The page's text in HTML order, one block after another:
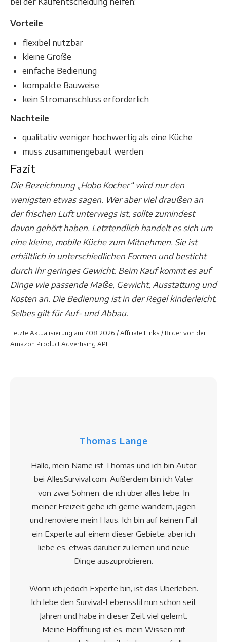
Vorteile
flexibel nutzbar
kleine Größe
einfache Bedienung
kompakte Bauweise
kein Stromanschluss erforderlich
Nachteile
qualitativ weniger hochwertig als eine Küche
muss zusammengebaut werden
Fazit
Die Bezeichnung „Hobo Kocher“ wird nur den
wenigsten etwas sagen. Wer aber viel draußen an
der frischen Luft unterwegs ist, sollte zumindest
davon gehört haben. Letztendlich handelt es sich um
eine kleine, mobile Küche zum Mitnehmen. Sie ist
erhältlich in unterschiedlichen Formen und besticht
durch ihr geringes Gewicht. Beim Kauf kommt es auf
Dinge wie passende Maße, Gewicht, Ausstattung und
Kosten an. Die Bedienung ist in der Regel kinderleicht.
Selbes gilt für Auf- und Abbau.
Letzte Aktualisierung am 7.08.2026 / Affiliate Links / Bilder von der
Amazon Product Advertising API
Thomas Lange
Hallo, mein Name ist Thomas und ich bin Autor
bei AllesSurvival.com. Außerdem bin ich Vater
von zwei Söhnen, die ich über alles liebe. In
meiner Freizeit gehe ich gerne wandern, jagen
und renoviere mein Haus. Ich bin auf keinen Fall
ein Experte auf einem dieser Gebiete, aber ich
liebe es, etwas darüber zu lernen und neue
Dinge auszuprobieren.
Worin ich jedoch Experte bin, ist das Überleben.
Ich lebe den Survival-Lebensstil nun schon seit
Jahren und habe in dieser Zeit viel gelernt.
Meine Hoffnung ist es, mein Wissen mit